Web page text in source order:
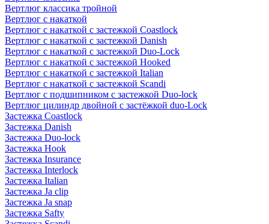
Вертлюг классика тройной
Вертлюг с накаткой
Вертлюг с накаткой с застежкой Coastlock
Вертлюг с накаткой с застежкой Danish
Вертлюг с накаткой с застежкой Duo-Lock
Вертлюг с накаткой с застежкой Hooked
Вертлюг с накаткой с застежкой Italian
Вертлюг с накаткой с застежкой Scandi
Вертлюг с подшипником с застежкой Duo-lock
Вертлюг цилиндр двойной с застёжкой duo-Lock
Застежка Coastlock
Застежка Danish
Застежка Duo-lock
Застежка Hook
Застежка Insurance
Застежка Interlock
Застежка Italian
Застежка Ja clip
Застежка Ja snap
Застежка Safty